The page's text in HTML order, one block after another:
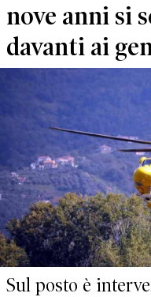
nove anni si
davanti ai
Sul posto è